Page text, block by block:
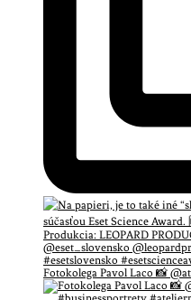
Fotokolega Pavol Laco 📸